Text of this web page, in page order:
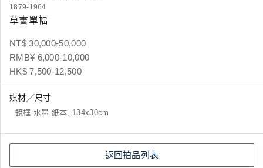
1879-1964
草書單幅
NT$ 30,000-50,000
RMB¥ 6,000-10,000
HK$ 7,500-12,500
媒材／尺寸
鏡框 水墨 紙本, 134x30cm
返回拍品列表